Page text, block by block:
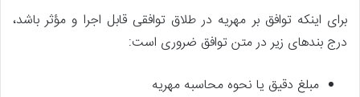
برای اینکه توافق بر مهریه در طلاق توافقی قابل اجرا و مؤثر باشد،
درج بندهای زیر در متن توافق ضروری است:
مبلغ دقیق یا نحوه محاسبه مهریه